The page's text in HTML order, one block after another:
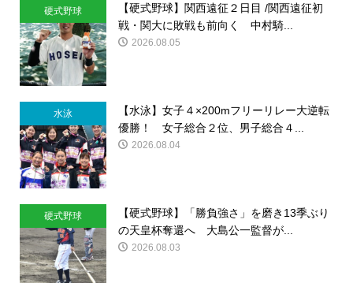
硬式野球
【硬式野球】関西遠征２日目 /関西遠征初
戦・関大に敗戦も前向く 中村騎...
2026.08.05
水泳
【水泳】女子４×200mフリーリレー大逆転
優勝！ 女子総合２位、男子総合４...
2026.08.04
硬式野球
【硬式野球】「勝負強さ」を磨き13季ぶり
の天皇杯奪還へ 大島公一監督が...
2026.08.03